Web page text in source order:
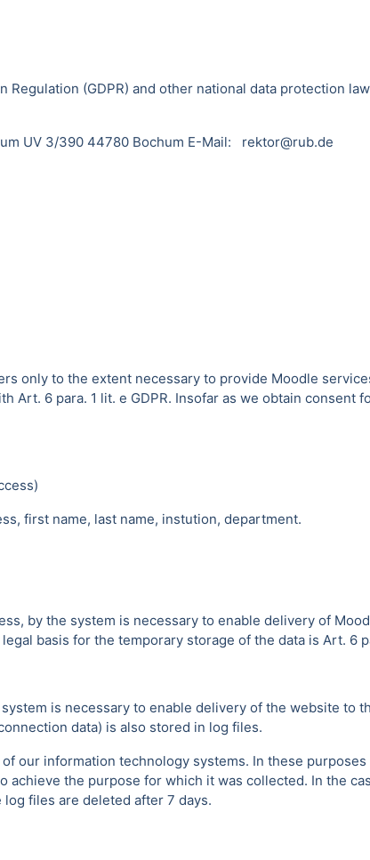
(GDPR) and other national data protection
UV 3/390 44780 Bochum E-Mail: rektor@rub.de
only to the extent necessary to provide Moodle
6 para. 1 lit. e GDPR. Insofar as we obtain consent
first name, last name, instution, department.
by the system is necessary to enable delivery of
basis for the temporary storage of the data is Art. 6
is necessary to enable delivery of the website to
data) is also stored in log files.
our information technology systems. In these
achieve the purpose for which it was collected. In the
files are deleted after 7 days.